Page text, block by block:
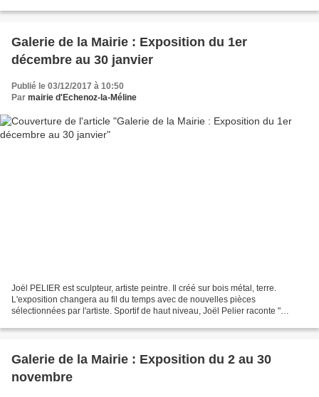
Galerie de la Mairie : Exposition du 1er
décembre au 30 janvier
Publié le 03/12/2017 à 10:50
Par mairie d'Echenoz-la-Méline
Joël PELIER est sculpteur, artiste peintre. Il créé sur bois métal, terre.
L'exposition changera au fil du temps avec de nouvelles pièces
sélectionnées par l'artiste. Sportif de haut niveau, Joël Pelier raconte "
Galerie de la Mairie : Exposition du 2 au 30
novembre